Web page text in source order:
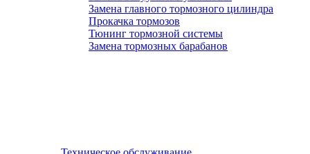
Замена главного тормозного цилиндра
Прокачка тормозов
Тюнинг тормозной системы
Замена тормозных барабанов